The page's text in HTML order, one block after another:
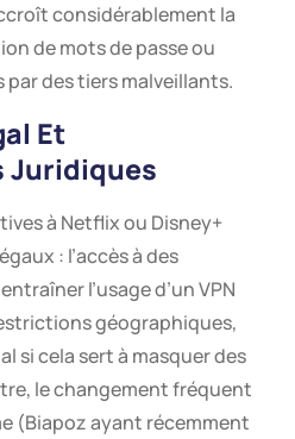
considérablement la
de mots de passe ou
des tiers malveillants.
Et
Juridiques
à Netflix ou Disney+
: l’accès à des
l’usage d’un VPN
géographiques,
si cela sert à masquer des
le changement fréquent
(Biapoz ayant récemment